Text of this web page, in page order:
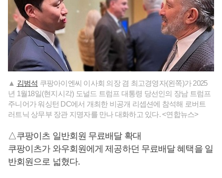
▲ 김범석 쿠팡아이엔씨 이사회 의장 겸 최고경영자(왼쪽)가 2025
년 1월18일(현지시각) 도널드 트럼프 대통령 당선인의 장남 트럼프
주니어가 워싱턴 DC에서 개최한 비공개 리셉션에 참석해 로버트
러트닉 상무부 장관 지명자를 만나 대화하고 있다. <연합뉴스>
△쿠팡이츠 일반회원 무료배달 확대
쿠팡이츠가 와우회원에게 제공하던 무료배달 혜택을 일
반회원으로 넓혔다.